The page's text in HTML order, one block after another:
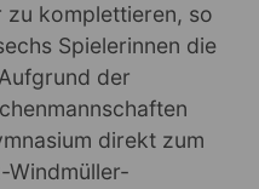
zu komplettieren, so
Spielerinnen die
der
direkt zum
Windmüller-